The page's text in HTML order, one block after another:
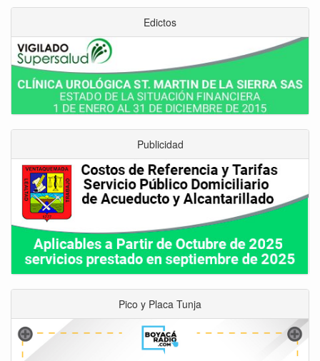
Edictos
Publicidad
Pico y Placa Tunja